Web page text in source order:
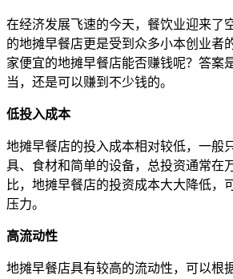
在经济发展飞速的今天，餐饮业迎来了
的地摊早餐店更是受到众多小本创业者
家便宜的地摊早餐店能否赚钱呢？答案
当，还是可以赚到不少钱的。
低投入成本
地摊早餐店的投入成本相对较低，一般
具、食材和简单的设备，总投资通常在
比，地摊早餐店的投资成本大大降低，
压力。
高流动性
地摊早餐店具有较高的流动性，可以根